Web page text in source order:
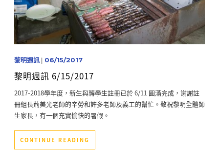
黎明週訊| 06/15/2017
黎明週訊 6/15/2017
2017-2018學年度，新生與轉學生註冊已於 6/11 圓滿完成，謝謝註
冊組長荊美光老師的辛勞和許多老師及義工的幫忙。敬祝黎明全體師
生家長，有一個充實愉快的暑假。
CONTINUE READING